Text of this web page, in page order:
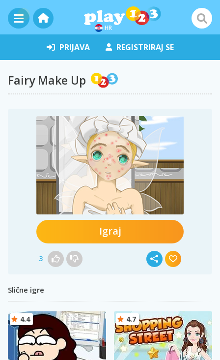
HR
PRIJAVA REGISTRIRAJ SE
Fairy Make Up
Igraj
3
Slične igre
4.4 4.7